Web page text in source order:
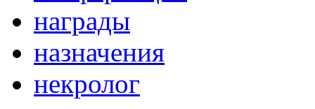
награды
назначения
некролог